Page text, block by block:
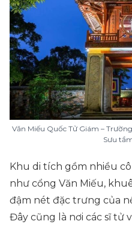
Văn Miếu Quốc Tử Giám –
Sưu
Khu di tích gồm nhiều
như cổng Văn Miếu,
đậm nét đặc trưng của
Đây cũng là nơi các sĩ tử